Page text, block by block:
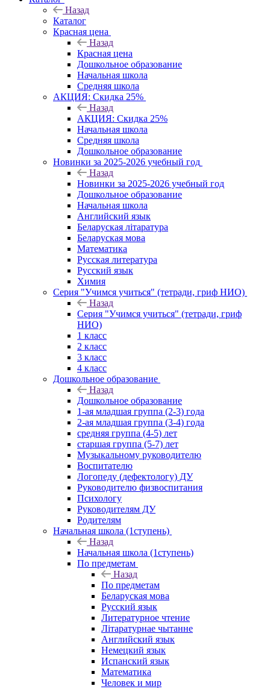
Назад
Каталог
Красная цена
Назад
Красная цена
Дошкольное образование
Начальная школа
Средняя школа
АКЦИЯ: Скидка 25%
Назад
АКЦИЯ: Скидка 25%
Начальная школа
Средняя школа
Дошкольное образование
Новинки за 2025-2026 учебный год
Назад
Новинки за 2025-2026 учебный год
Дошкольное образование
Начальная школа
Английский язык
Беларуская літаратура
Беларуская мова
Математика
Русская литература
Русский язык
Химия
Серия "Учимся учиться" (тетради, гриф НИО)
Назад
Серия "Учимся учиться" (тетради, гриф
НИО)
1 класс
2 класс
3 класс
4 класс
Дошкольное образование
Назад
Дошкольное образование
1-ая младшая группа (2-3) года
2-ая младшая группа (3-4) года
средняя группа (4-5) лет
старшая группа (5-7) лет
Музыкальному руководителю
Воспитателю
Логопеду (дефектологу) ДУ
Руководителю физвоспитания
Психологу
Руководителям ДУ
Родителям
Начальная школа (1ступень)
Назад
Начальная школа (1ступень)
По предметам
Назад
По предметам
Беларуская мова
Русский язык
Литературное чтение
Літаратурнае чытанне
Английский язык
Немецкий язык
Испанский язык
Математика
Человек и мир